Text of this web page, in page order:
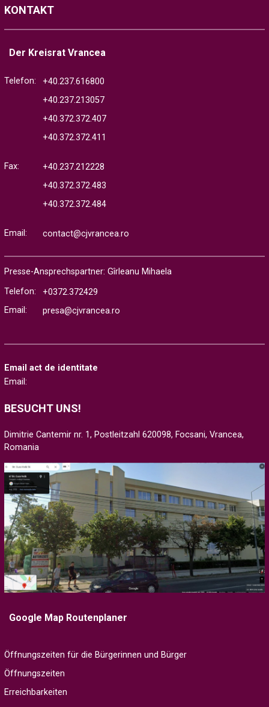
KONTAKT
Der Kreisrat Vrancea
Telefon:
+40.237.616800
+40.237.213057
+40.372.372.407
+40.372.372.411
Fax:
+40.237.212228
+40.372.372.483
+40.372.372.484
Email: contact@cjvrancea.ro
Presse-Ansprechspartner: Gîrleanu Mihaela
Telefon:
+0372.372429
Email:
presa@cjvrancea.ro
Email act de identitate
Email:
BESUCHT UNS!
Dimitrie Cantemir nr. 1, Postleitzahl 620098, Focsani, Vrancea,
Romania
Google Map Routenplaner
Öffnungszeiten für die Bürgerinnen und Bürger
Öffnungszeiten
Erreichbarkeiten